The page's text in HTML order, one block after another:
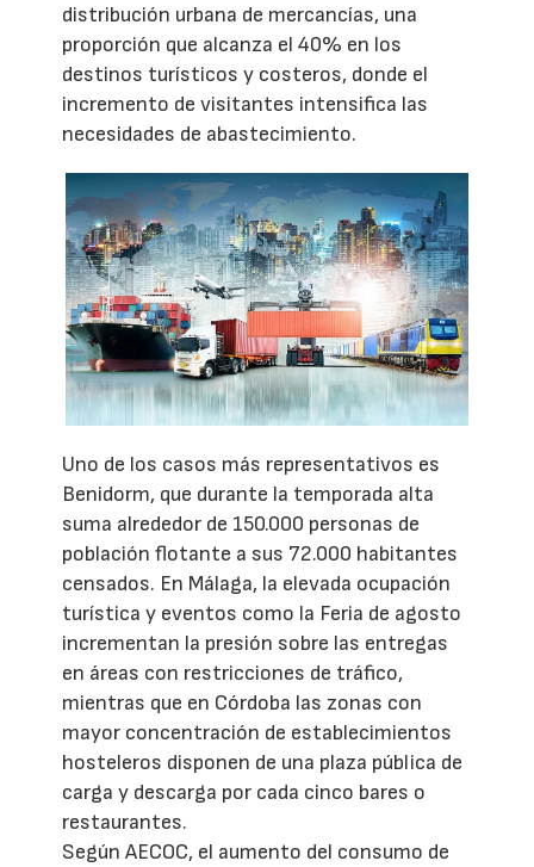
distribución urbana de mercancías, una
proporción que alcanza el 40% en los
destinos turísticos y costeros, donde el
incremento de visitantes intensifica las
necesidades de abastecimiento.
Uno de los casos más representativos es
Benidorm, que durante la temporada alta
suma alrededor de 150.000 personas de
población flotante a sus 72.000 habitantes
censados. En Málaga, la elevada ocupación
turística y eventos como la Feria de agosto
incrementan la presión sobre las entregas
en áreas con restricciones de tráfico,
mientras que en Córdoba las zonas con
mayor concentración de establecimientos
hosteleros disponen de una plaza pública de
carga y descarga por cada cinco bares o
restaurantes.
Según AECOC, el aumento del consumo de